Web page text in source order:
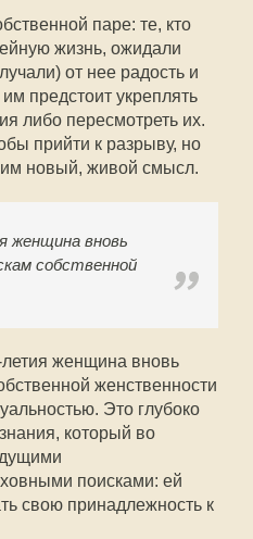
паре: те, кто
жизнь, ожидали
от нее радость и
предстоит укреплять
либо пересмотреть их.
прийти к разрыву, но
им новый, живой смысл.
женщина вновь
собственной
женщина вновь
женственности
Это глубоко
который во
поисками: ей
свою принадлежность к